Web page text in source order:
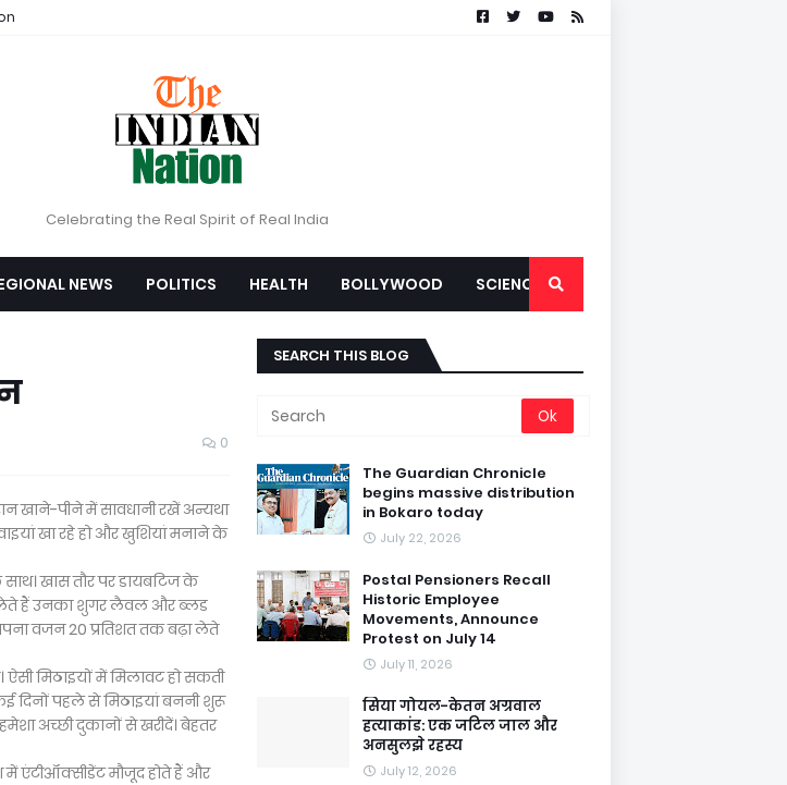
Celebrating the Real Spirit of Real India
NEWS POLITICS HEALTH BOLLYWOOD SCIENCE
0
खाने-पीने में सावधानी रखें अन्यथा
खा रहे हो और खुशियां मनाने के
खास तौर पर डायबटिज के
लेते हैं उनका शुगर लैवल और ब्लड
वजन 20 प्रतिशत तक बढ़ा लेते
ऐसी मिठाइयों में मिलावट हो सकती
दिनों पहले से मिठाइयां बननी शुरू
अच्छी दुकानों से खरीदें। बेहतर
मौजूद होते हैं और
SEARCH THIS BLOG
The Guardian Chronicle
begins massive distribution
in Bokaro today
July 22, 2026
Postal Pensioners Recall
Historic Employee
Movements, Announce
Protest on July 14
July 11, 2026
सिया गोयल-केतन अग्रवाल
हत्याकांड: एक जटिल जाल और
अनसुलझे रहस्य
July 12, 2026